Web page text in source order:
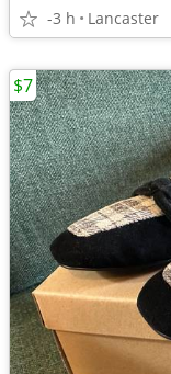
-3 h Lancaster
$7